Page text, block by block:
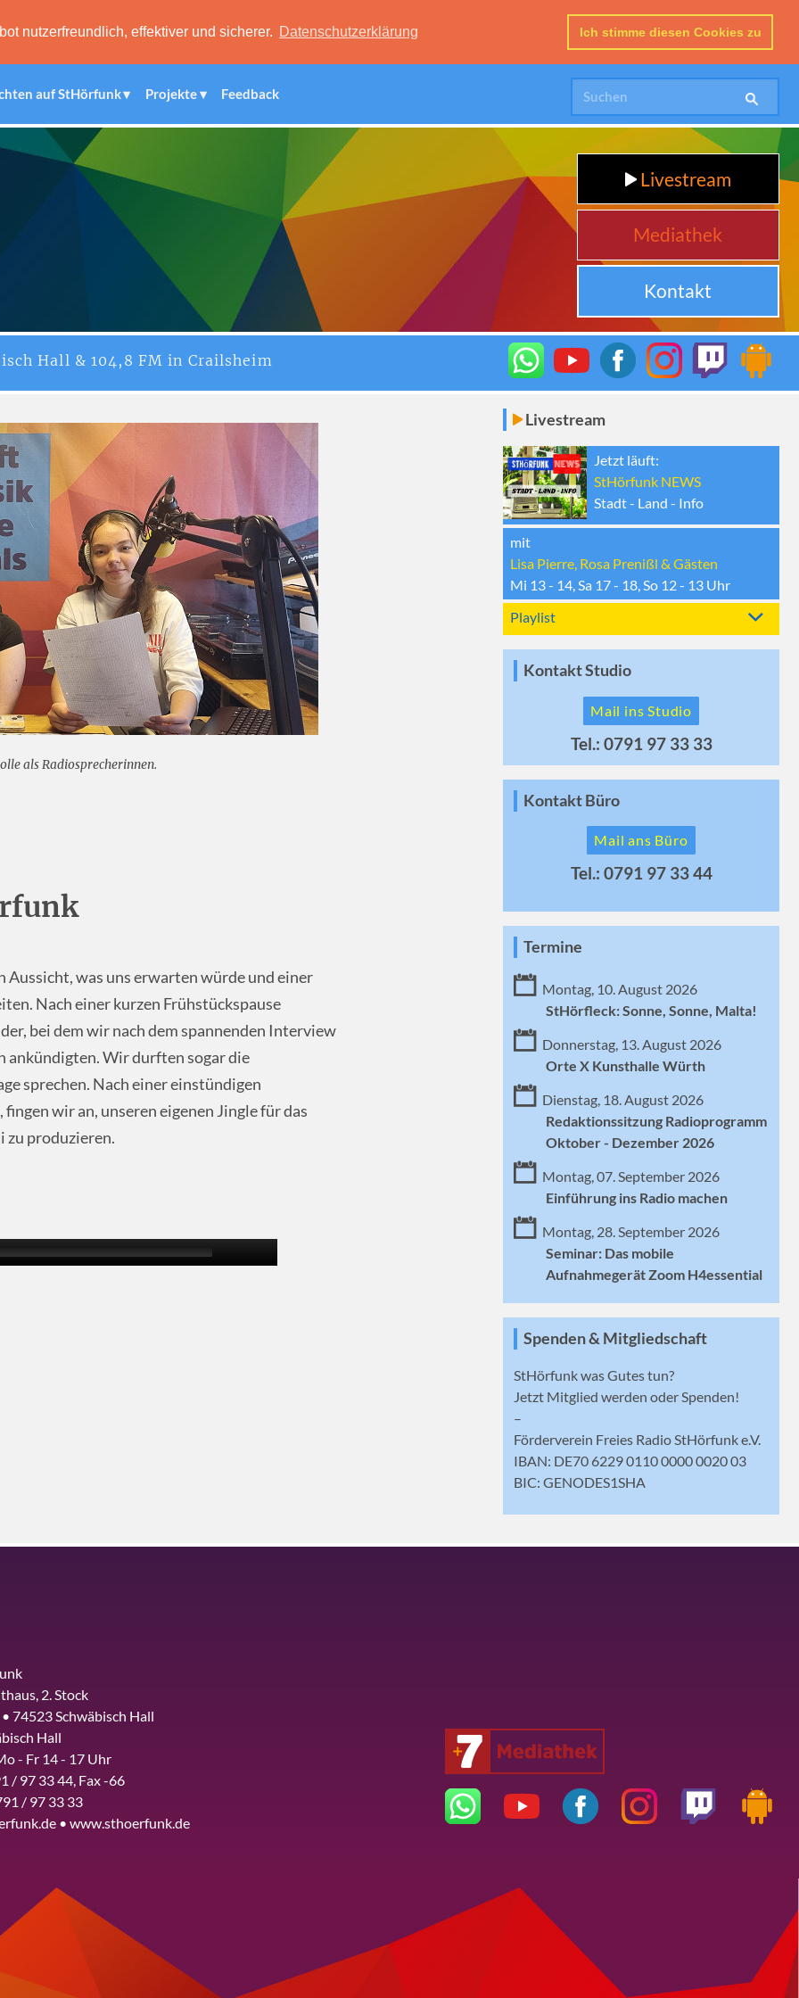
nutzerfreundlich, effektiver und sicherer. Datenschutzerklärung Ich stimme diesen Cookies zu
auf StHörfunk Projekte Feedback
Livestream
Mediathek
Kontakt
Hall & 104,8 FM in Crailsheim
als Radiosprecherinnen.
Aussicht, was uns erwarten würde und einer
Nach einer kurzen Frühstückspause
bei dem wir nach dem spannenden Interview
ankündigten. Wir durften sogar die
sprechen. Nach einer einstündigen
wir an, unseren eigenen Jingle für das
zu produzieren.
Livestream
Jetzt läuft:
StHörfunk NEWS
Stadt - Land - Info
mit
Lisa Pierre, Rosa Prenißl & Gästen
Mi 13 - 14, Sa 17 - 18, So 12 - 13 Uhr
Playlist
Kontakt Studio
Mail ins Studio
Tel.: 0791 97 33 33
Kontakt Büro
Mail ans Büro
Tel.: 0791 97 33 44
Termine
Montag, 10. August 2026
StHörfleck: Sonne, Sonne, Malta!
Donnerstag, 13. August 2026
Orte X Kunsthalle Würth
Dienstag, 18. August 2026
Redaktionssitzung Radioprogramm
Oktober - Dezember 2026
Montag, 07. September 2026
Einführung ins Radio machen
Montag, 28. September 2026
Seminar: Das mobile
Aufnahmegerät Zoom H4essential
Spenden & Mitgliedschaft
StHörfunk was Gutes tun?
Jetzt Mitglied werden oder Spenden!
–
Förderverein Freies Radio StHörfunk e.V.
IBAN: DE70 6229 0110 0000 0020 03
BIC: GENODES1SHA
2. Stock
74523 Schwäbisch Hall
Hall
- Fr 14 - 17 Uhr
/ 97 33 44, Fax -66
/ 97 33 33
• www.sthoerfunk.de